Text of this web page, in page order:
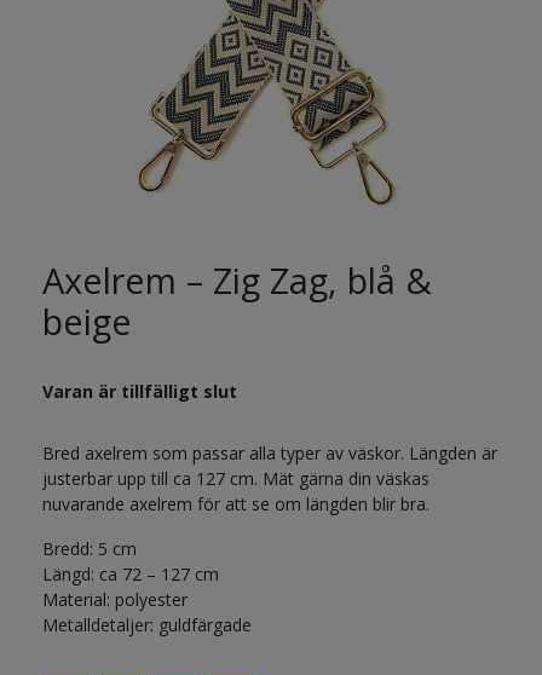
Axelrem – Zig Zag, blå &
beige
Varan är tillfälligt slut
Bred axelrem som passar alla typer av väskor. Längden är
justerbar upp till ca 127 cm. Mät gärna din väskas
nuvarande axelrem för att se om längden blir bra.
Bredd: 5 cm
Längd: ca 72 – 127 cm
Material: polyester
Metalldetaljer: guldfärgade